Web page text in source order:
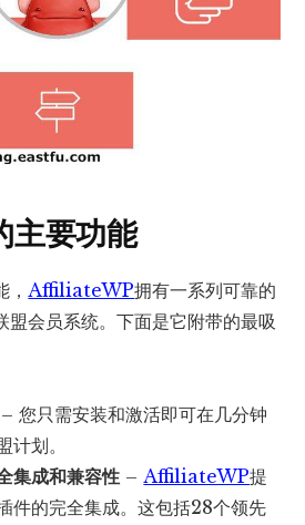
主要功能
AffiliateWP拥有一系列可靠的
盟会员系统。下面是它附带的最吸
– 您只需安装和激活即可在几分钟
计划。
集成和兼容性 – AffiliateWP提
件的完全集成。这包括28个领先